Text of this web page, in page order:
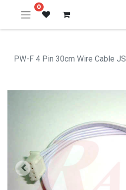
0
PW-F 4 Pin 30cm Wire Cable